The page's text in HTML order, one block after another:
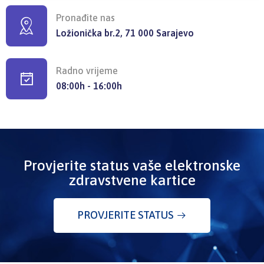
Pronađite nas
Ložionička br.2, 71 000 Sarajevo
Radno vrijeme
08:00h - 16:00h
Provjerite status vaše elektronske
zdravstvene kartice
PROVJERITE STATUS